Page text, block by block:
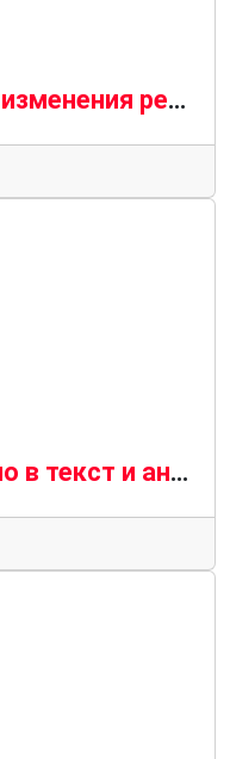
Kodi 22 Beta: крупные изменения рендеринга в Linux
Перевод видео и аудио в текст и анализ документов: технологии и применение